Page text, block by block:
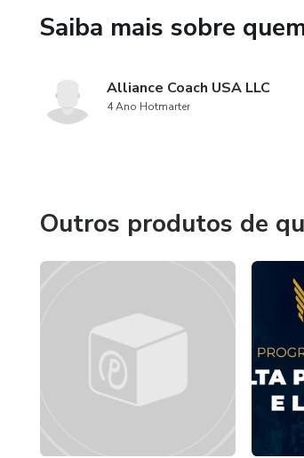
Saiba mais sobre
Alliance Coach USA LLC
4 Ano Hotmarter
Outros produtos de